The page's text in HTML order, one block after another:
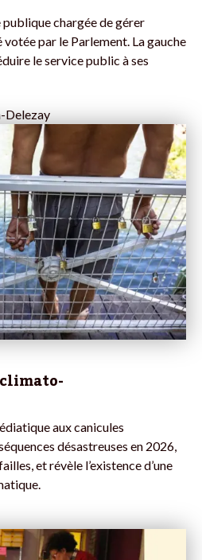
publique chargée de gérer
votée par le Parlement. La gauche
le service public à ses
Delezay
aux canicules
désastreuses en 2026,
et révèle l’existence d’une